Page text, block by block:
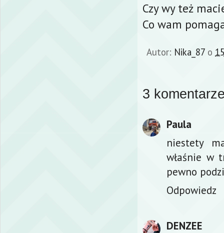
Czy wy też
Co wam
Autor: Nika_87 o
3
Paula
niestety
właśnie w
pewno
Odpowiedz
DENZEE